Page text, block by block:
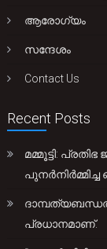
ആരോഗ്യം
സന്ദേശം
Contact Us
Recent Posts
മമ്മൂട്ടി:
പുനർനിർമ്മിച്ച
പ്രധാനമാണ്.